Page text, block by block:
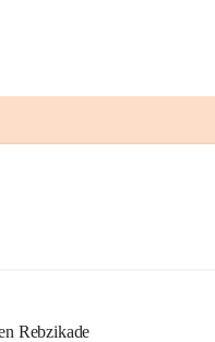
Rebzikade